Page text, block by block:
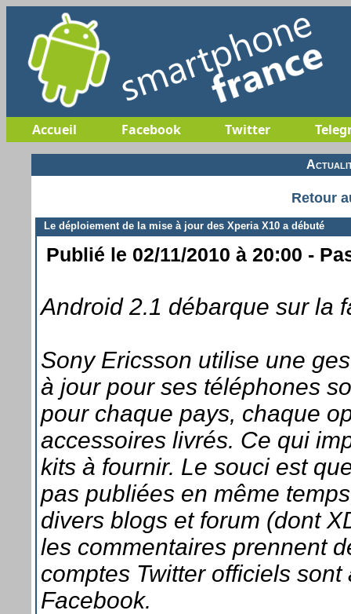
Accueil Facebook Twitter
Retour
Le déploiement de la mise à jour des Xperia X10 a débuté
Publié le 02/11/2010 à 20:00 -
Android 2.1 débarque sur la
Sony Ericsson utilise une
à jour pour ses téléphones
pour chaque pays, chaque
accessoires livrés. Ce qui
kits à fournir. Le souci est
pas publiées en même
divers blogs et forum (dont
les commentaires prennent
comptes Twitter officiels
Facebook.